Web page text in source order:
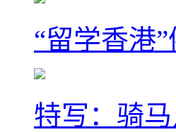
“留学香港
特写：骑